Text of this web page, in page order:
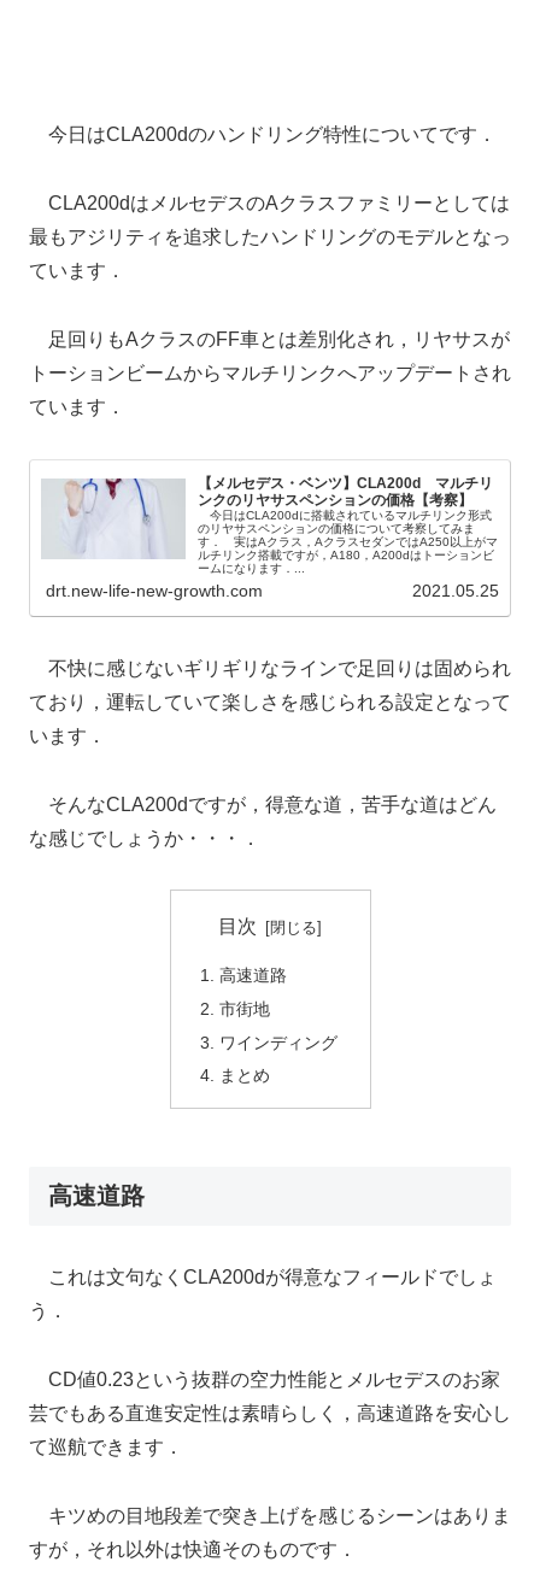
今日はCLA200dのハンドリング特性についてです．
CLA200dはメルセデスのAクラスファミリーとしては
最もアジリティを追求したハンドリングのモデルとなっ
ています．
足回りもAクラスのFF車とは差別化され，リヤサスが
トーションビームからマルチリンクへアップデートされ
ています．
【メルセデス・ベンツ】CLA200d マルチリ
ンクのリヤサスペンションの価格【考察】
今日はCLA200dに搭載されているマルチリンク形式
のリヤサスペンションの価格について考察してみま
す． 実はAクラス，AクラスセダンではA250以上がマ
ルチリンク搭載ですが，A180，A200dはトーションビ
ームになります．...
drt.new-life-new-growth.com 2021.05.25
不快に感じないギリギリなラインで足回りは固められ
ており，運転していて楽しさを感じられる設定となって
います．
そんなCLA200dですが，得意な道，苦手な道はどん
な感じでしょうか・・・．
目次
高速道路
市街地
ワインディング
まとめ
高速道路
これは文句なくCLA200dが得意なフィールドでしょ
う．
CD値0.23という抜群の空力性能とメルセデスのお家
芸でもある直進安定性は素晴らしく，高速道路を安心し
て巡航できます．
キツめの目地段差で突き上げを感じるシーンはありま
すが，それ以外は快適そのものです．